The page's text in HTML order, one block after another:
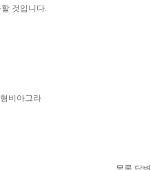
것입니다.
비아그라